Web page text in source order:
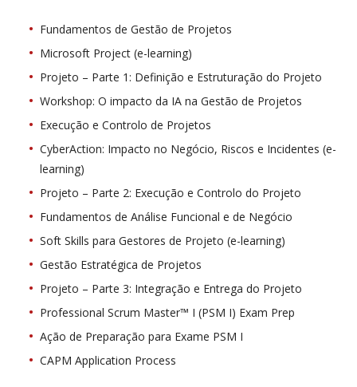
Fundamentos de Gestão de Projetos
Microsoft Project (e-learning)
Projeto – Parte 1: Definição e Estruturação do Projeto
Workshop: O impacto da IA na Gestão de Projetos
Execução e Controlo de Projetos
CyberAction: Impacto no Negócio, Riscos e Incidentes (e-
learning)
Projeto – Parte 2: Execução e Controlo do Projeto
Fundamentos de Análise Funcional e de Negócio
Soft Skills para Gestores de Projeto (e-learning)
Gestão Estratégica de Projetos
Projeto – Parte 3: Integração e Entrega do Projeto
Professional Scrum Master™ I (PSM I) Exam Prep
Ação de Preparação para Exame PSM I
CAPM Application Process